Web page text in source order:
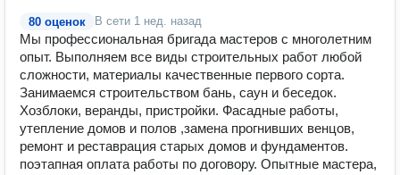
80 оценок В сети 1 нед. назад
Мы профессиональная бригада мастеров с многолетним
опыт. Выполняем все виды строительных работ любой
сложности, материалы качественные первого сорта.
Занимаемся строительством бань, саун и беседок.
Хозблоки, веранды, пристройки. Фасадные работы,
утепление домов и полов ,замена прогнивших венцов,
ремонт и реставрация старых домов и фундаментов.
поэтапная оплата работы по договору. Опытные мастера,